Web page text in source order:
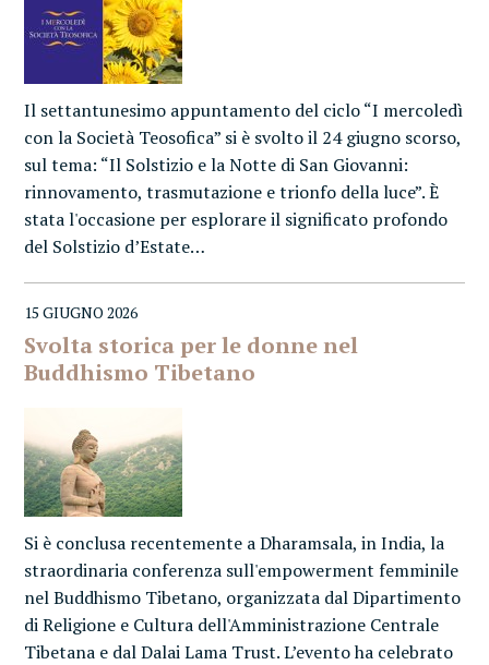
Il settantunesimo appuntamento del ciclo “I mercoledì
con la Società Teosofica” si è svolto il 24 giugno scorso,
sul tema: “Il Solstizio e la Notte di San Giovanni:
rinnovamento, trasmutazione e trionfo della luce”. È
stata l'occasione per esplorare il significato profondo
del Solstizio d’Estate…
15 GIUGNO 2026
Svolta storica per le donne nel
Buddhismo Tibetano
Si è conclusa recentemente a Dharamsala, in India, la
straordinaria conferenza sull'empowerment femminile
nel Buddhismo Tibetano, organizzata dal Dipartimento
di Religione e Cultura dell'Amministrazione Centrale
Tibetana e dal Dalai Lama Trust. L’evento ha celebrato